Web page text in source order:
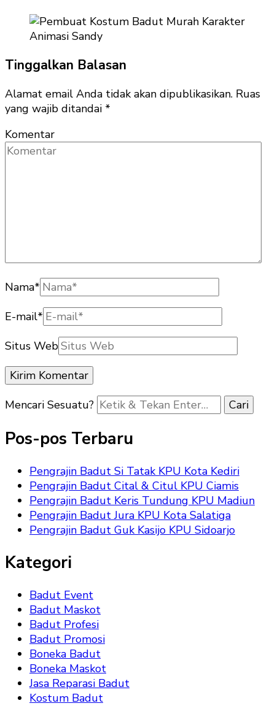
Tinggalkan Balasan
Alamat email Anda tidak akan dipublikasikan. Ruas
yang wajib ditandai *
Komentar
Nama*
E-mail*
Situs Web
Mencari Sesuatu?
Pos-pos Terbaru
Pengrajin Badut Si Tatak KPU Kota Kediri
Pengrajin Badut Cital & Citul KPU Ciamis
Pengrajin Badut Keris Tundung KPU Madiun
Pengrajin Badut Jura KPU Kota Salatiga
Pengrajin Badut Guk Kasijo KPU Sidoarjo
Kategori
Badut Event
Badut Maskot
Badut Profesi
Badut Promosi
Boneka Badut
Boneka Maskot
Jasa Reparasi Badut
Kostum Badut